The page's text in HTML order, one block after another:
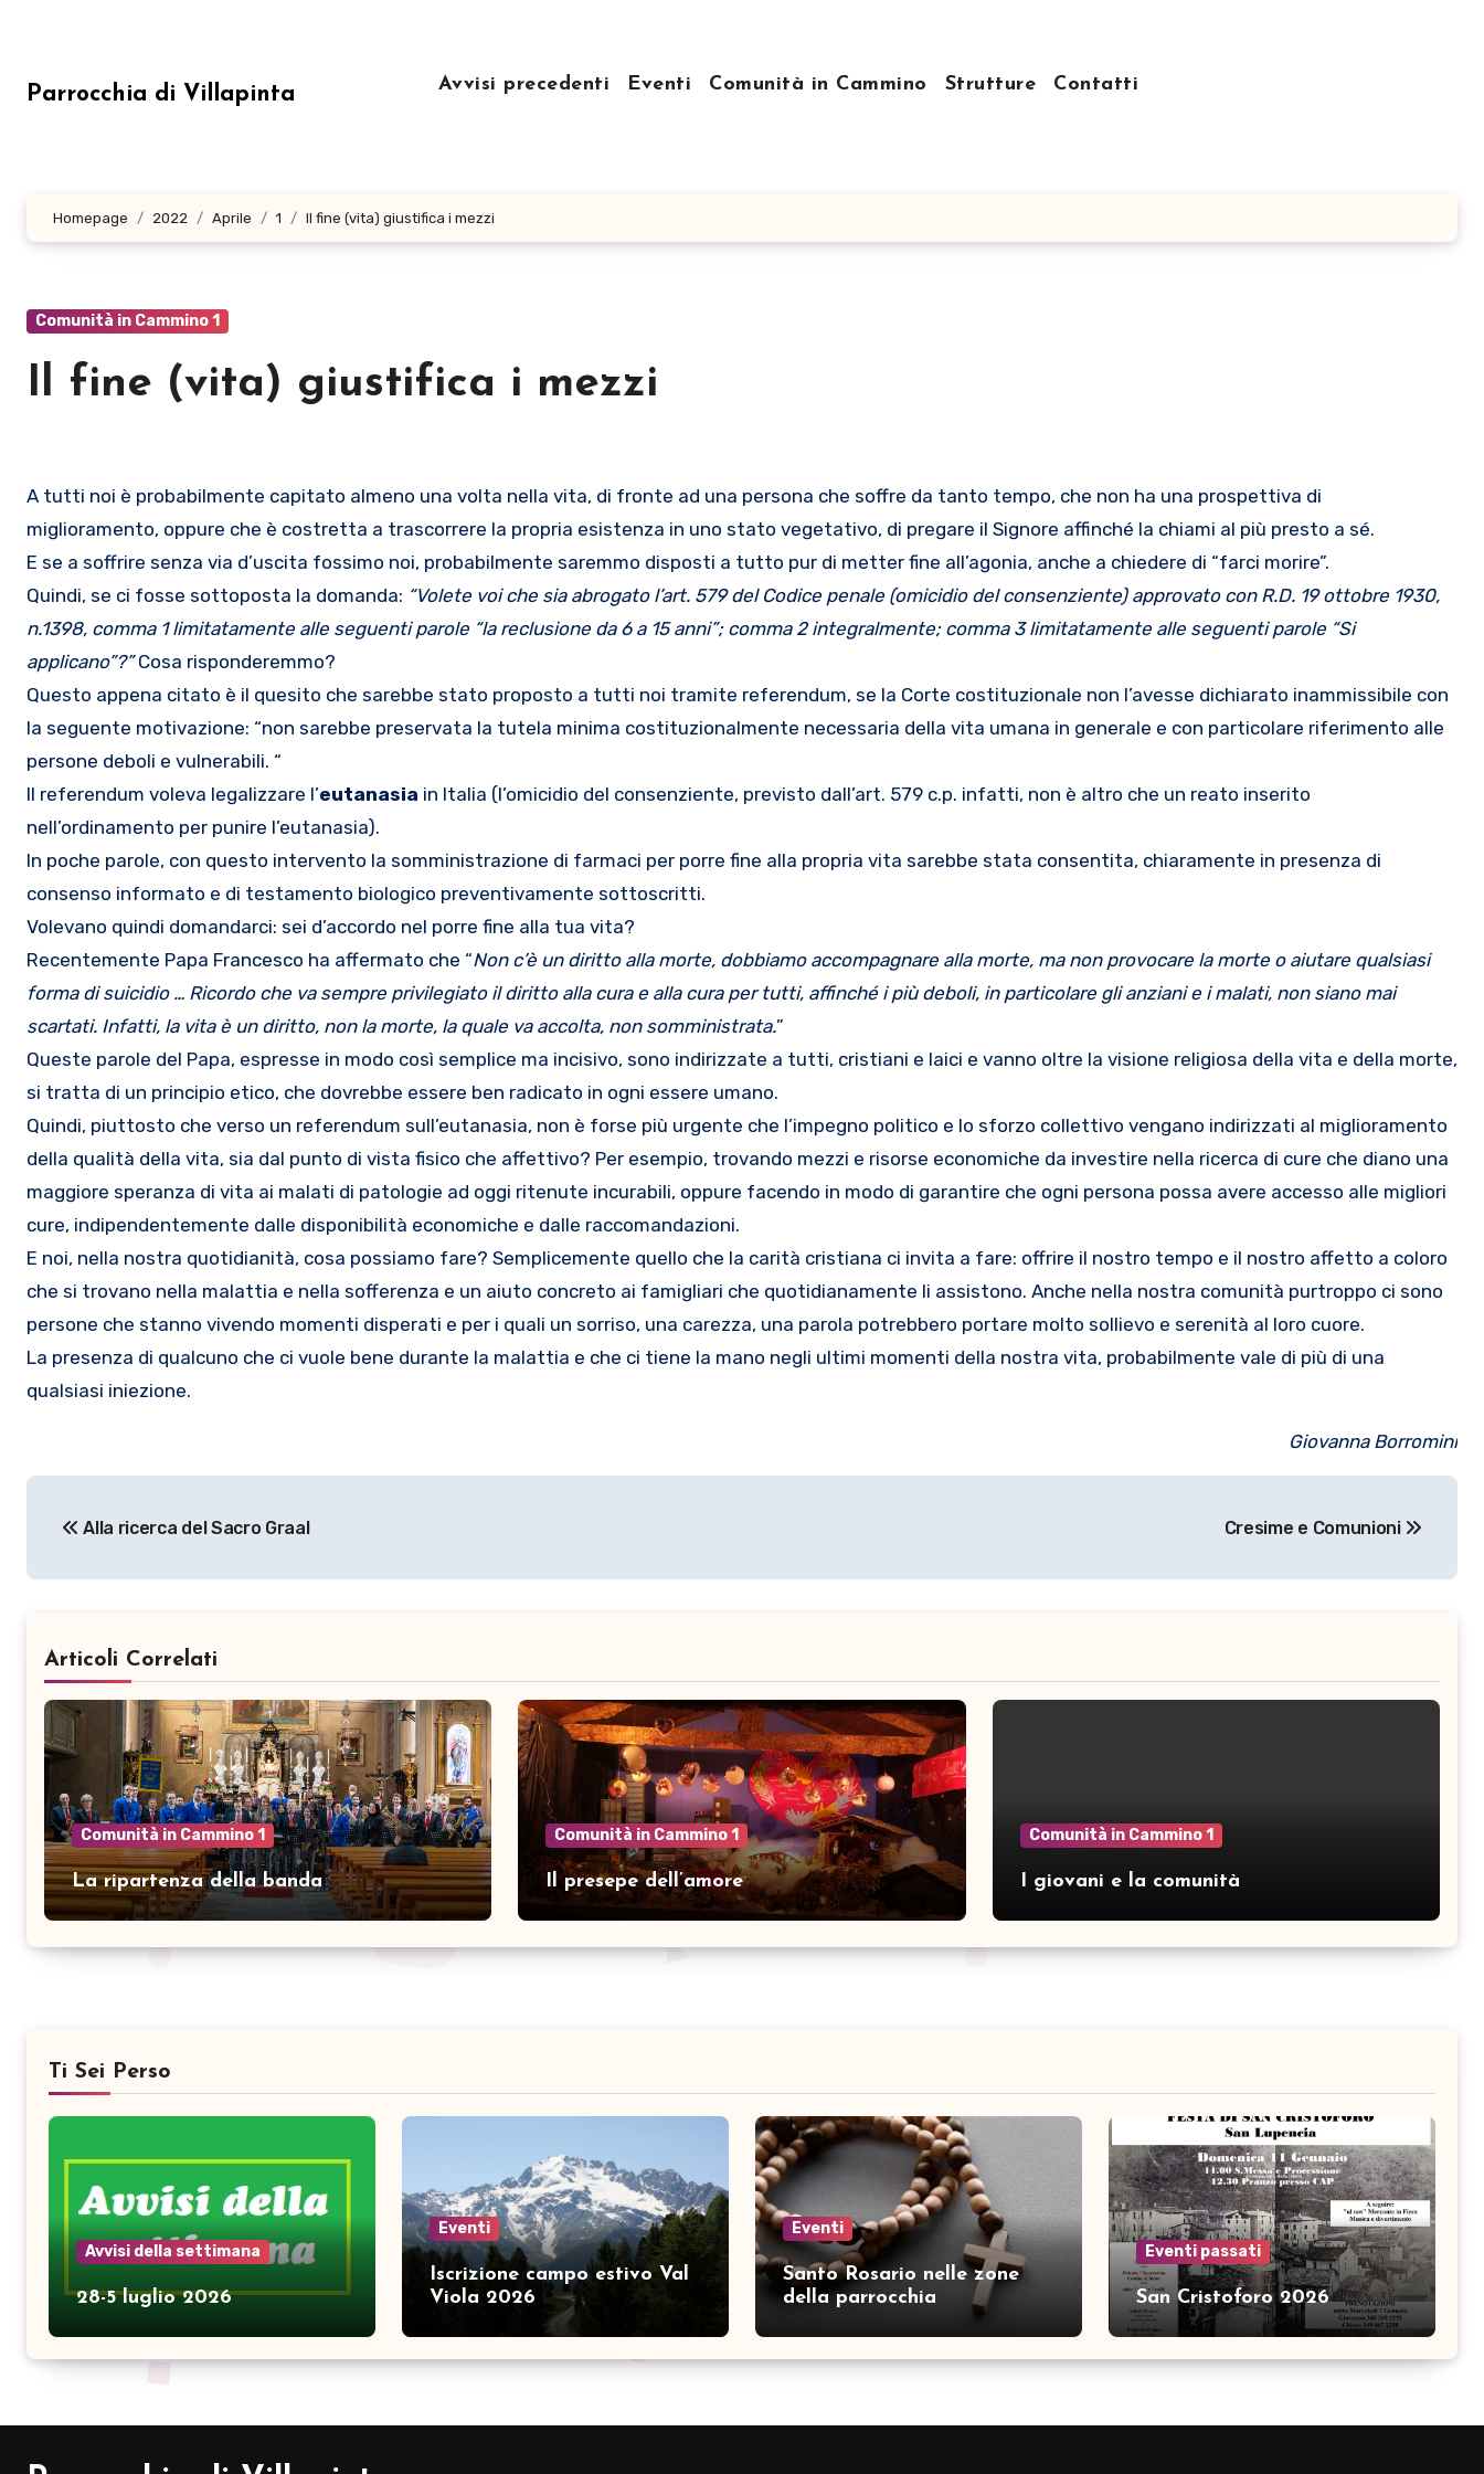
Parrocchia di Villapinta Avvisi precedenti Eventi Comunità in Cammino Strutture Contatti
Homepage 2022 Aprile 1 Il fine (vita) giustifica i mezzi
Comunità in Cammino 1
Il fine (vita) giustifica i mezzi
A tutti noi è probabilmente capitato almeno una volta nella vita, di fronte ad una persona che soffre da tanto tempo, che non ha una prospettiva di
miglioramento, oppure che è costretta a trascorrere la propria esistenza in uno stato vegetativo, di pregare il Signore affinché la chiami al più presto a sé.
E se a soffrire senza via d’uscita fossimo noi, probabilmente saremmo disposti a tutto pur di metter fine all’agonia, anche a chiedere di “farci morire”.
Quindi, se ci fosse sottoposta la domanda: “Volete voi che sia abrogato l’art. 579 del Codice penale (omicidio del consenziente) approvato con R.D. 19 ottobre 1930,
n.1398, comma 1 limitatamente alle seguenti parole “la reclusione da 6 a 15 anni”; comma 2 integralmente; comma 3 limitatamente alle seguenti parole “Si
applicano”?”Cosa risponderemmo?
Questo appena citato è il quesito che sarebbe stato proposto a tutti noi tramite referendum, se la Corte costituzionale non l’avesse dichiarato inammissibile con
la seguente motivazione: “non sarebbe preservata la tutela minima costituzionalmente necessaria della vita umana in generale e con particolare riferimento alle
persone deboli e vulnerabili. “
Il referendum voleva legalizzare l’eutanasia in Italia (l’omicidio del consenziente, previsto dall’art. 579 c.p. infatti, non è altro che un reato inserito
nell’ordinamento per punire l’eutanasia).
In poche parole, con questo intervento la somministrazione di farmaci per porre fine alla propria vita sarebbe stata consentita, chiaramente in presenza di
consenso informato e di testamento biologico preventivamente sottoscritti.
Volevano quindi domandarci: sei d’accordo nel porre fine alla tua vita?
Recentemente Papa Francesco ha affermato che “Non c’è un diritto alla morte, dobbiamo accompagnare alla morte, ma non provocare la morte o aiutare qualsiasi
forma di suicidio … Ricordo che va sempre privilegiato il diritto alla cura e alla cura per tutti, affinché i più deboli, in particolare gli anziani e i malati, non siano mai
scartati. Infatti, la vita è un diritto, non la morte, la quale va accolta, non somministrata.”
Queste parole del Papa, espresse in modo così semplice ma incisivo, sono indirizzate a tutti, cristiani e laici e vanno oltre la visione religiosa della vita e della morte,
si tratta di un principio etico, che dovrebbe essere ben radicato in ogni essere umano.
Quindi, piuttosto che verso un referendum sull’eutanasia, non è forse più urgente che l’impegno politico e lo sforzo collettivo vengano indirizzati al miglioramento
della qualità della vita, sia dal punto di vista fisico che affettivo? Per esempio, trovando mezzi e risorse economiche da investire nella ricerca di cure che diano una
maggiore speranza di vita ai malati di patologie ad oggi ritenute incurabili, oppure facendo in modo di garantire che ogni persona possa avere accesso alle migliori
cure, indipendentemente dalle disponibilità economiche e dalle raccomandazioni.
E noi, nella nostra quotidianità, cosa possiamo fare? Semplicemente quello che la carità cristiana ci invita a fare: offrire il nostro tempo e il nostro affetto a coloro
che si trovano nella malattia e nella sofferenza e un aiuto concreto ai famigliari che quotidianamente li assistono. Anche nella nostra comunità purtroppo ci sono
persone che stanno vivendo momenti disperati e per i quali un sorriso, una carezza, una parola potrebbero portare molto sollievo e serenità al loro cuore.
La presenza di qualcuno che ci vuole bene durante la malattia e che ci tiene la mano negli ultimi momenti della nostra vita, probabilmente vale di più di una
qualsiasi iniezione.
Giovanna Borromini
articoli
Alla ricerca del Sacro Graal Cresime e Comunioni
Articoli Correlati
Comunità in Cammino 1
La ripartenza della banda
Comunità in Cammino 1
Il presepe dell’amore
Comunità in Cammino 1
I giovani e la comunità
Ti Sei Perso
Avvisi della settimana
28-5 luglio 2026
Eventi
Iscrizione campo estivo Val
Viola 2026
Eventi
Santo Rosario nelle zone
della parrocchia
Eventi passati
San Cristoforo 2026